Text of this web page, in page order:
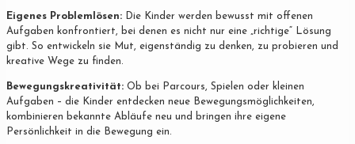
Eigenes Problemlösen: Die Kinder werden bewusst mit offenen
Aufgaben konfrontiert, bei denen es nicht nur eine „richtige“ Lösung
gibt. So entwickeln sie Mut, eigenständig zu denken, zu probieren und
kreative Wege zu finden.
Bewegungskreativität: Ob bei Parcours, Spielen oder kleinen
Aufgaben – die Kinder entdecken neue Bewegungsmöglichkeiten,
kombinieren bekannte Abläufe neu und bringen ihre eigene
Persönlichkeit in die Bewegung ein.